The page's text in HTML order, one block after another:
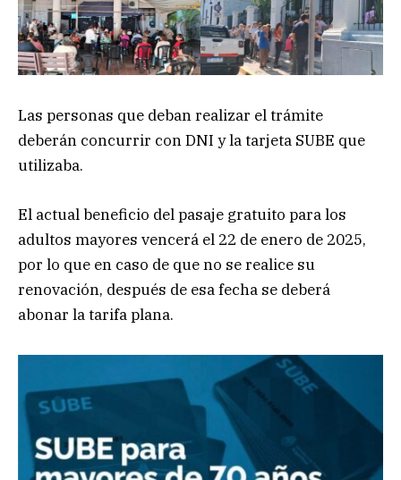
Las personas que deban realizar el trámite
deberán concurrir con DNI y la tarjeta SUBE que
utilizaba.
El actual beneficio del pasaje gratuito para los
adultos mayores vencerá el 22 de enero de 2025,
por lo que en caso de que no se realice su
renovación, después de esa fecha se deberá
abonar la tarifa plana.